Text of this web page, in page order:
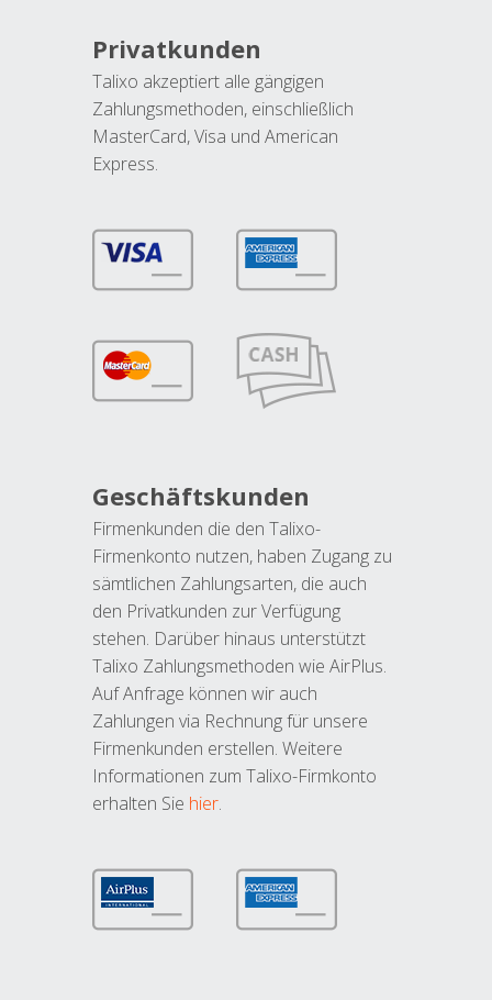
Privatkunden
Talixo akzeptiert alle gängigen
Zahlungsmethoden, einschließlich
MasterCard, Visa und American
Express.
Geschäftskunden
Firmenkunden die den Talixo-
Firmenkonto nutzen, haben Zugang zu
sämtlichen Zahlungsarten, die auch
den Privatkunden zur Verfügung
stehen. Darüber hinaus unterstützt
Talixo Zahlungsmethoden wie AirPlus.
Auf Anfrage können wir auch
Zahlungen via Rechnung für unsere
Firmenkunden erstellen. Weitere
Informationen zum Talixo-Firmkonto
erhalten Sie hier.